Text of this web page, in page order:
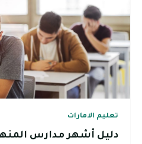
تعليم الامارات
دليل أشهر مدارس